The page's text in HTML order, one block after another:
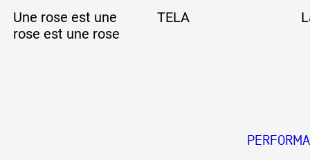
Contact
Une rose est une
rose est une rose
TELA